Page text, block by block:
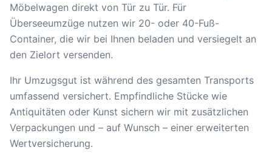
Möbelwagen direkt von Tür zu Tür. Für
Überseeumzüge nutzen wir 20- oder 40-Fuß-
Container, die wir bei Ihnen beladen und versiegelt an
den Zielort versenden.
Ihr Umzugsgut ist während des gesamten Transports
umfassend versichert. Empfindliche Stücke wie
Antiquitäten oder Kunst sichern wir mit zusätzlichen
Verpackungen und – auf Wunsch – einer erweiterten
Wertversicherung.